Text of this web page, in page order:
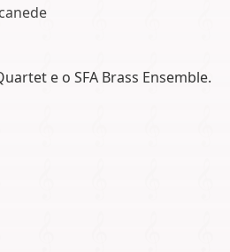
e o SFA Brass Ensemble.